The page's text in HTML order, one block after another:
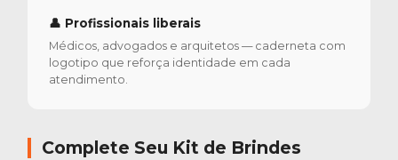
👤 Profissionais liberais
Médicos, advogados e arquitetos — caderneta com
logotipo que reforça identidade em cada
atendimento.
Complete Seu Kit de Brindes